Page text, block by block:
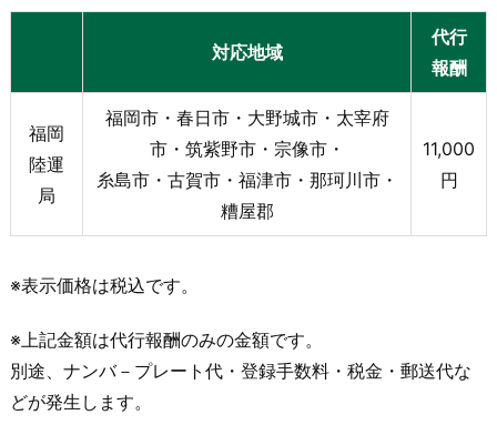
対応地域
代行
報酬
福岡
陸運
局
福岡市・春日市・大野城市・太宰府
市・筑紫野市・宗像市・
糸島市・古賀市・福津市・那珂川市・
糟屋郡
11,000
円
※表示価格は税込です。
※上記金額は代行報酬のみの金額です。
別途、ナンバ－プレート代・登録手数料・税金・郵送代な
どが発生します。